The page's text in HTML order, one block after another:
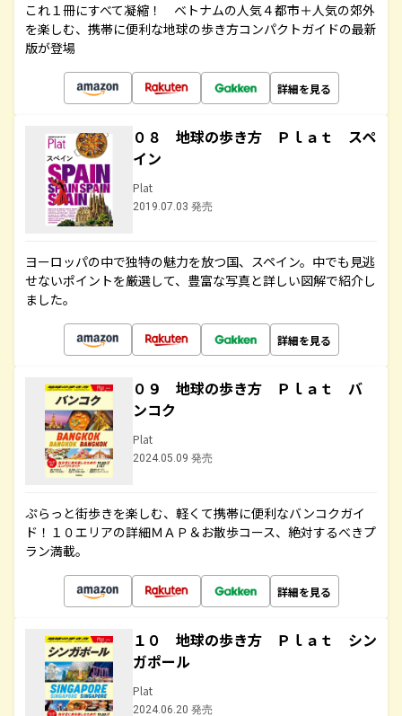
これ１冊にすべて凝縮！ ベトナムの人気４都市＋人気の郊外
を楽しむ、携帯に便利な地球の歩き方コンパクトガイドの最新
版が登場
詳細を見る
０８ 地球の歩き方 Ｐｌａｔ スペ
イン
Plat
2019.07.03 発売
ヨーロッパの中で独特の魅力を放つ国、スペイン。中でも見逃
せないポイントを厳選して、豊富な写真と詳しい図解で紹介し
ました。
詳細を見る
０９ 地球の歩き方 Ｐｌａｔ バ
ンコク
Plat
2024.05.09 発売
ぷらっと街歩きを楽しむ、軽くて携帯に便利なバンコクガイ
ド！１０エリアの詳細ＭＡＰ＆お散歩コース、絶対するべきプ
ラン満載。
詳細を見る
１０ 地球の歩き方 Ｐｌａｔ シン
ガポール
Plat
2024.06.20 発売